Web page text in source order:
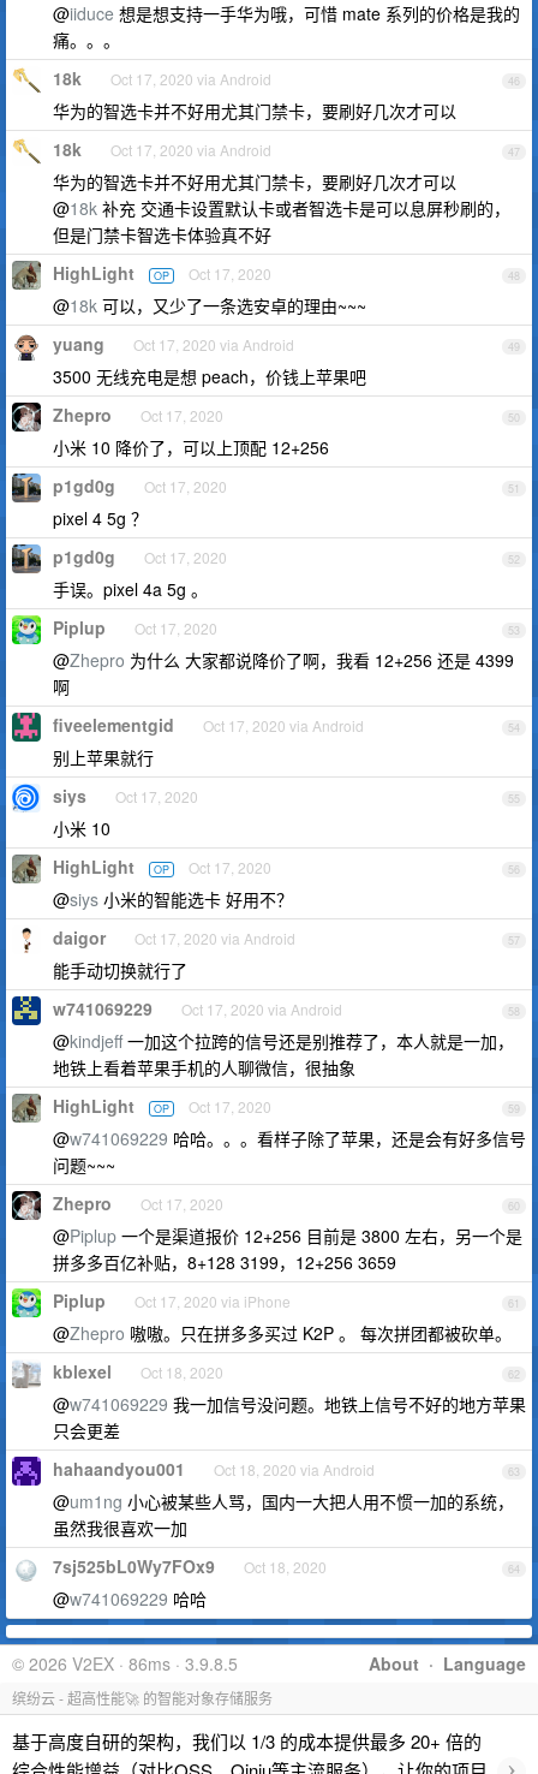
@iiduce 想是想支持一手华为哦，可惜 mate 系列的价格是我的
痛。。。
46
18k Oct 17, 2020 via Android
华为的智选卡并不好用尤其门禁卡，要刷好几次才可以
47
18k Oct 17, 2020 via Android
华为的智选卡并不好用尤其门禁卡，要刷好几次才可以
@18k 补充 交通卡设置默认卡或者智选卡是可以息屏秒刷的，
但是门禁卡智选卡体验真不好
48
HighLight OP Oct 17, 2020
@18k 可以，又少了一条选安卓的理由~~~
49
yuang Oct 17, 2020 via Android
3500 无线充电是想 peach，价钱上苹果吧
50
Zhepro Oct 17, 2020
小米 10 降价了，可以上顶配 12+256
51
p1gd0g Oct 17, 2020
pixel 4 5g ？
52
p1gd0g Oct 17, 2020
手误。pixel 4a 5g 。
53
Piplup Oct 17, 2020
@Zhepro 为什么 大家都说降价了啊，我看 12+256 还是 4399
啊
54
fiveelementgid Oct 17, 2020 via Android
别上苹果就行
55
siys Oct 17, 2020
小米 10
56
HighLight OP Oct 17, 2020
@siys 小米的智能选卡 好用不？
57
daigor Oct 17, 2020 via Android
能手动切换就行了
58
w741069229 Oct 17, 2020 via Android
@kindjeff一加这个拉跨的信号还是别推荐了，本人就是一加，
地铁上看着苹果手机的人聊微信，很抽象
59
HighLight OP Oct 17, 2020
@w741069229 哈哈。。。看样子除了苹果，还是会有好多信号
问题~~~
60
Zhepro Oct 17, 2020
@Piplup 一个是渠道报价 12+256 目前是 3800 左右，另一个是
拼多多百亿补贴，8+128 3199，12+256 3659
61
Piplup Oct 17, 2020 via iPhone
@Zhepro 嗷嗷。只在拼多多买过 K2P 。 每次拼团都被砍单。
62
kblexel Oct 18, 2020
@w741069229 我一加信号没问题。地铁上信号不好的地方苹果
只会更差
63
hahaandyou001 Oct 18, 2020 via Android
@um1ng 小心被某些人骂，国内一大把人用不惯一加的系统，
虽然我很喜欢一加
64
7sj525bL0Wy7FOx9 Oct 18, 2020
@w741069229 哈哈
About · Language
© 2026 V2EX · 86ms · 3.9.8.5
缤纷云 - 超高性能🚀 的智能对象存储服务
基于高度自研的架构，我们以 1/3 的成本提供最多 20+ 倍的
›